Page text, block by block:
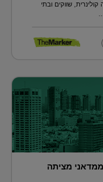
שווקים ובתי
מציתה